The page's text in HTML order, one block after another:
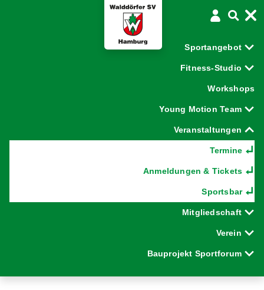
Sportangebot
Fitness-Studio
Workshops
Young Motion Team
Veranstaltungen
Termine
Anmeldungen & Tickets
Sportsbar
Mitgliedschaft
Verein
Bauprojekt Sportforum